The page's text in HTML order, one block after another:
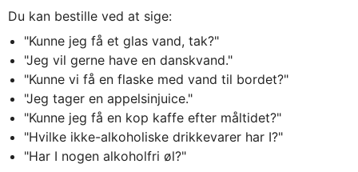
Du kan bestille ved at sige:
"Kunne jeg få et glas vand, tak?"
"Jeg vil gerne have en danskvand."
"Kunne vi få en flaske med vand til bordet?"
"Jeg tager en appelsinjuice."
"Kunne jeg få en kop kaffe efter måltidet?"
"Hvilke ikke-alkoholiske drikkevarer har I?"
"Har I nogen alkoholfri øl?"